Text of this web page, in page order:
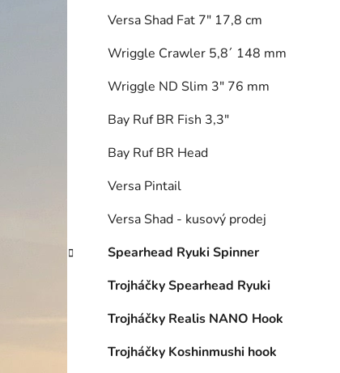
Versa Shad Fat 7" 17,8 cm
Wriggle Crawler 5,8´ 148 mm
Wriggle ND Slim 3" 76 mm
Bay Ruf BR Fish 3,3"
Bay Ruf BR Head
Versa Pintail
Versa Shad - kusový prodej
Spearhead Ryuki Spinner
Trojháčky Spearhead Ryuki
Trojháčky Realis NANO Hook
Trojháčky Koshinmushi hook